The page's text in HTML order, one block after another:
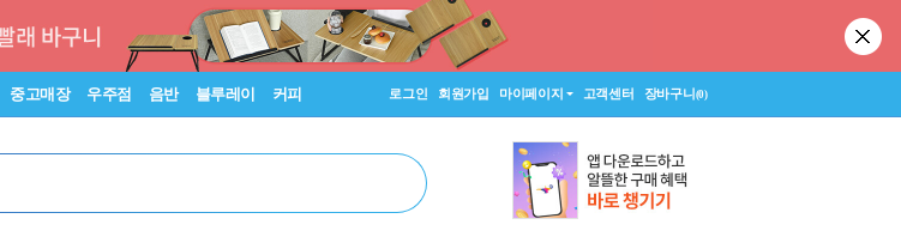
중고매장 우주점 음반 블루레이 커피 로그인 회원가입 마이페이지 고객센터 장바구니(0)